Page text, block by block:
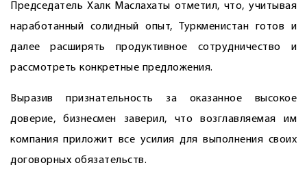
Председатель Халк Маслахаты отметил, что, учитывая
наработанный солидный опыт, Туркменистан готов и
далее расширять продуктивное сотрудничество и
рассмотреть конкретные предложения.
Выразив признательность за оказанное высокое
доверие, бизнесмен заверил, что возглавляемая им
компания приложит все усилия для выполнения своих
договорных обязательств.